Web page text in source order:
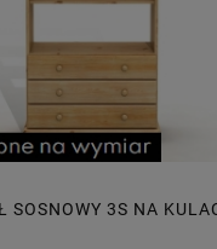
SOSNOWY 3S NA